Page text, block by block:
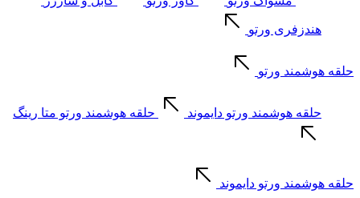
هندزفری ورتو
حلقه هوشمند ورتو
حلقه هوشمند ورتو دایموند حلقه هوشمند ورتو متا رینگ
حلقه هوشمند ورتو دایموند